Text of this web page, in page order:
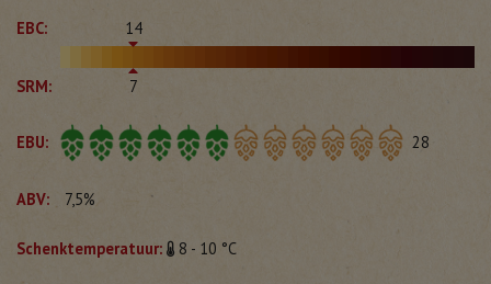
EBC: 14
SRM: 7
EBU: 28
ABV: 7,5%
Schenktemperatuur: 8 - 10 °C